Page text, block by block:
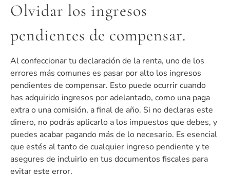
Olvidar los ingresos
pendientes de compensar.
Al confeccionar tu declaración de la renta, uno de los
errores más comunes es pasar por alto los ingresos
pendientes de compensar. Esto puede ocurrir cuando
has adquirido ingresos por adelantado, como una paga
extra o una comisión, a final de año. Si no declaras este
dinero, no podrás aplicarlo a los impuestos que debes, y
puedes acabar pagando más de lo necesario. Es esencial
que estés al tanto de cualquier ingreso pendiente y te
asegures de incluirlo en tus documentos fiscales para
evitar este error.